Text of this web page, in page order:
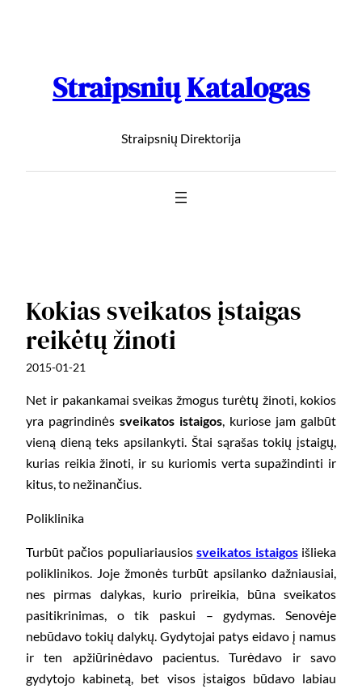
Straipsnių Katalogas
Straipsnių Direktorija
Kokias sveikatos įstaigas
reikėtų žinoti
2015-01-21
Net ir pakankamai sveikas žmogus turėtų žinoti, kokios
yra pagrindinės sveikatos istaigos, kuriose jam galbūt
vieną dieną teks apsilankyti. Štai sąrašas tokių įstaigų,
kurias reikia žinoti, ir su kuriomis verta supažindinti ir
kitus, to nežinančius.
Poliklinika
Turbūt pačios populiariausiossveikatos istaigosišlieka
poliklinikos. Joje žmonės turbūt apsilanko dažniausiai,
nes pirmas dalykas, kurio prireikia, būna sveikatos
pasitikrinimas, o tik paskui – gydymas. Senovėje
nebūdavo tokių dalykų. Gydytojai patys eidavo į namus
ir ten apžiūrinėdavo pacientus. Turėdavo ir savo
gydytojo kabinetą, bet visos įstaigos būdavo labiau